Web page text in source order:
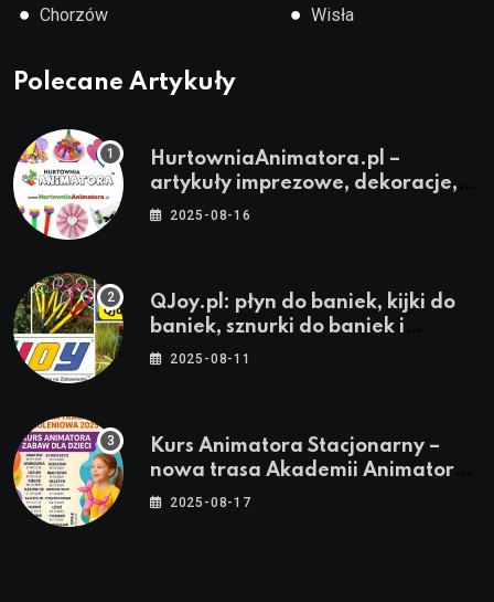
● Chorzów ● Wisła
Polecane Artykuły
HurtowniaAnimatora.pl –
artykuły imprezowe, dekoracje,
stroje i akcesoria dla animatorów
2025-08-16
QJoy.pl: płyn do baniek, kijki do
baniek, sznurki do baniek i
zestawy do baniek
2025-08-11
Kurs Animatora Stacjonarny –
nowa trasa Akademii Animatora
– jesień 2025
2025-08-17